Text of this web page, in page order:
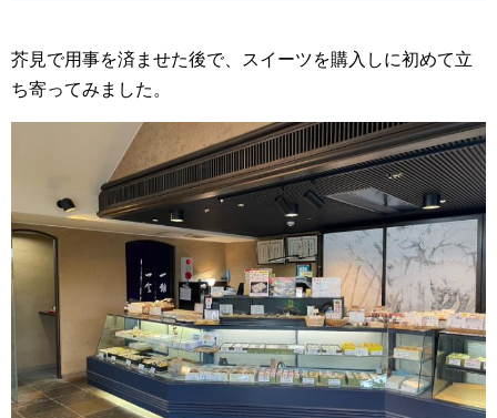
芥見で用事を済ませた後で、スイーツを購入しに初めて立
ち寄ってみました。